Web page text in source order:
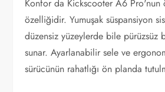
Konfor da Kickscooter A6 Pro'nun
özelliğidir. Yumuşak süspansiyon
düzensiz yüzeylerde bile pürüzsüz
sunar. Ayarlanabilir sele ve
sürücünün rahatlığı ön planda